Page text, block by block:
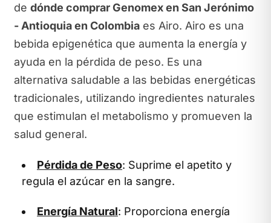
de dónde comprar Genomex en San Jerónimo
- Antioquia en Colombiaes Airo. Airo es una
bebida epigenética que aumenta la energía y
ayuda en la pérdida de peso. Es una
alternativa saludable a las bebidas energéticas
tradicionales, utilizando ingredientes naturales
que estimulan el metabolismo y promueven la
salud general.
Pérdida de Peso: Suprime el apetito y
regula el azúcar en la sangre.
Energía Natural: Proporciona energía